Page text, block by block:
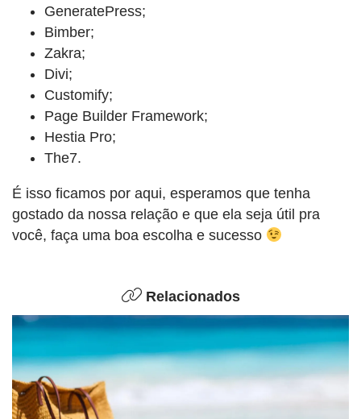
GeneratePress;
Bimber;
Zakra;
Divi;
Customify;
Page Builder Framework;
Hestia Pro;
The7.
É isso ficamos por aqui, esperamos que tenha
gostado da nossa relação e que ela seja útil pra
você, faça uma boa escolha e sucesso
Relacionados